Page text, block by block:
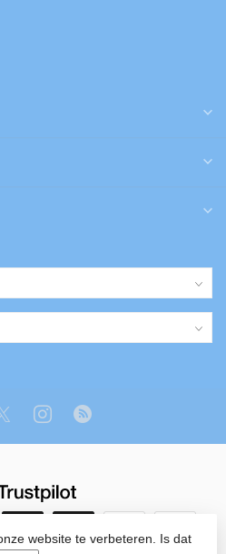
website te verbeteren. Is dat